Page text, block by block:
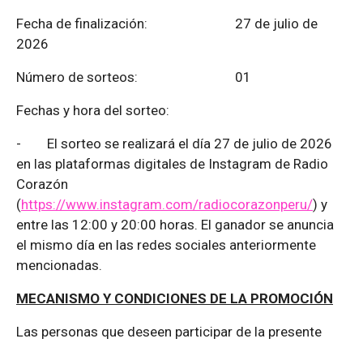
Fecha de finalización:
27 de julio de
2026
Número de sorteos: 01
Fechas y hora del sorteo:
- El sorteo se realizará el día 27 de julio de 2026
en las plataformas digitales de Instagram de Radio
Corazón
(https://www.instagram.com/radiocorazonperu/) y
entre las 12:00 y 20:00 horas. El ganador se anuncia
el mismo día en las redes sociales anteriormente
mencionadas.
MECANISMO Y CONDICIONES DE LA PROMOCIÓN
Las personas que deseen participar de la presente